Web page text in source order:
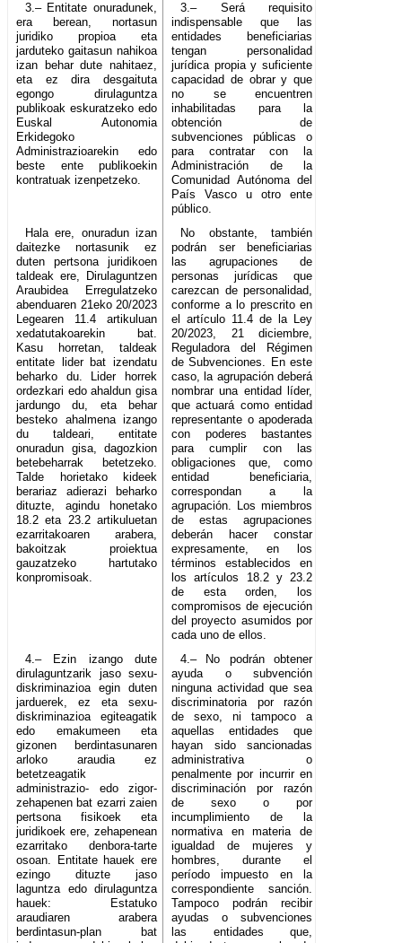
3.– Entitate onuradunek,
era berean, nortasun
juridiko propioa eta
jarduteko gaitasun nahikoa
izan behar dute nahitaez,
eta ez dira desgaituta
egongo dirulaguntza
publikoak eskuratzeko edo
Euskal Autonomia
Erkidegoko
Administrazioarekin edo
beste ente publikoekin
kontratuak izenpetzeko.
3.– Será requisito
indispensable que las
entidades beneficiarias
tengan personalidad
jurídica propia y suficiente
capacidad de obrar y que
no se encuentren
inhabilitadas para la
obtención de
subvenciones públicas o
para contratar con la
Administración de la
Comunidad Autónoma del
País Vasco u otro ente
público.
Hala ere, onuradun izan
daitezke nortasunik ez
duten pertsona juridikoen
taldeak ere, Dirulaguntzen
Araubidea Erregulatzeko
abenduaren 21eko 20/2023
Legearen 11.4 artikuluan
xedatutakoarekin bat.
Kasu horretan, taldeak
entitate lider bat izendatu
beharko du. Lider horrek
ordezkari edo ahaldun gisa
jardungo du, eta behar
besteko ahalmena izango
du taldeari, entitate
onuradun gisa, dagozkion
betebeharrak betetzeko.
Talde horietako kideek
berariaz adierazi beharko
dituzte, agindu honetako
18.2 eta 23.2 artikuluetan
ezarritakoaren arabera,
bakoitzak proiektua
gauzatzeko hartutako
konpromisoak.
No obstante, también
podrán ser beneficiarias
las agrupaciones de
personas jurídicas que
carezcan de personalidad,
conforme a lo prescrito en
el artículo 11.4 de la Ley
20/2023, 21 diciembre,
Reguladora del Régimen
de Subvenciones. En este
caso, la agrupación deberá
nombrar una entidad líder,
que actuará como entidad
representante o apoderada
con poderes bastantes
para cumplir con las
obligaciones que, como
entidad beneficiaria,
correspondan a la
agrupación. Los miembros
de estas agrupaciones
deberán hacer constar
expresamente, en los
términos establecidos en
los artículos 18.2 y 23.2
de esta orden, los
compromisos de ejecución
del proyecto asumidos por
cada uno de ellos.
4.– Ezin izango dute
dirulaguntzarik jaso sexu-
diskriminazioa egin duten
jarduerek, ez eta sexu-
diskriminazioa egiteagatik
edo emakumeen eta
gizonen berdintasunaren
arloko araudia ez
betetzeagatik
administrazio- edo zigor-
zehapenen bat ezarri zaien
pertsona fisikoek eta
juridikoek ere, zehapenean
ezarritako denbora-tarte
osoan. Entitate hauek ere
ezingo dituzte jaso
laguntza edo dirulaguntza
hauek: Estatuko
araudiaren arabera
berdintasun-plan bat
4.– No podrán obtener
ayuda o subvención
ninguna actividad que sea
discriminatoria por razón
de sexo, ni tampoco a
aquellas entidades que
hayan sido sancionadas
administrativa o
penalmente por incurrir en
discriminación por razón
de sexo o por
incumplimiento de la
normativa en materia de
igualdad de mujeres y
hombres, durante el
período impuesto en la
correspondiente sanción.
Tampoco podrán recibir
ayudas o subvenciones
las entidades que,